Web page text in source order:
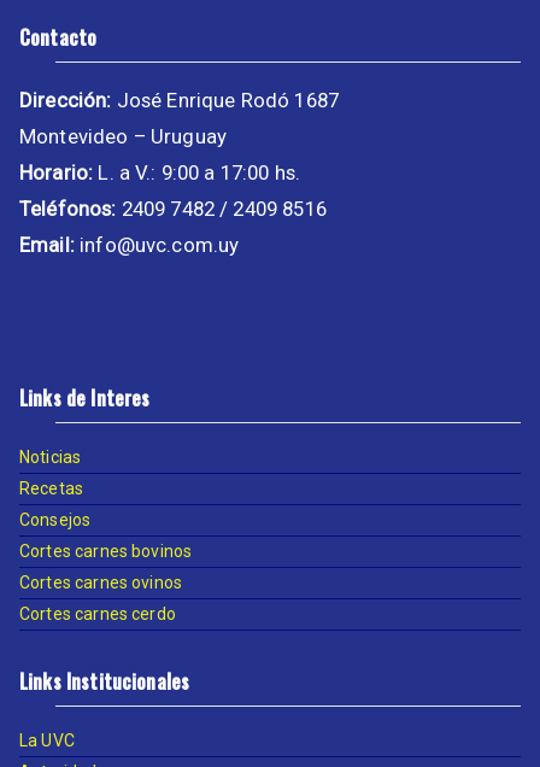
Contacto
Dirección: José Enrique Rodó 1687
Montevideo – Uruguay
Horario: L. a V.: 9:00 a 17:00 hs.
Teléfonos: 2409 7482 / 2409 8516
Email:info@uvc.com.uy
Links de Interes
Noticias
Recetas
Consejos
Cortes carnes bovinos
Cortes carnes ovinos
Cortes carnes cerdo
Links Institucionales
La UVC